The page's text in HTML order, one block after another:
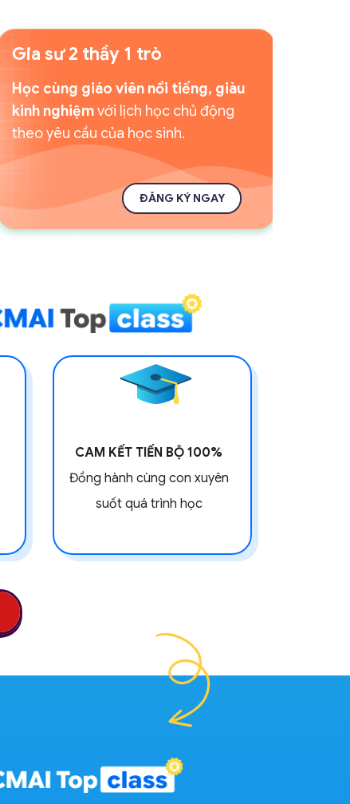
CAM KẾT TIẾN BỘ 100%
Đồng hành cùng con xuyên
suốt quá trình học
Gia sư 2 thầy 1 trò
Học cùng giáo viên nổi tiếng, giàu
kinh nghiệmvới lịch học chủ động
theo yêu cầu của học sinh.
ĐĂNG KÝ NGAY